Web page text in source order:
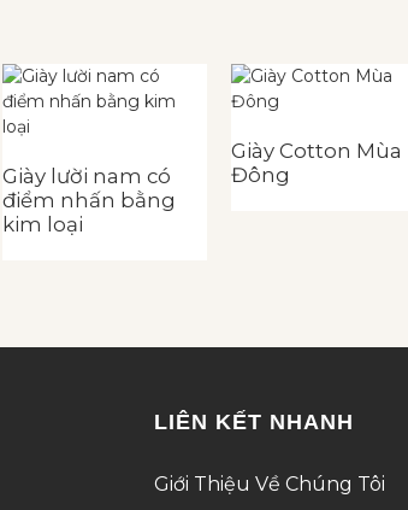
Giày lười nam có
điểm nhấn bằng
kim loại
Giày Cotton Mùa
Đông
LIÊN KẾT NHANH
Giới Thiệu Về Chúng Tôi